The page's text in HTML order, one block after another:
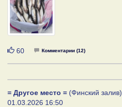
Нравится
60 Комментарии (12)
= Другое место = (Финский залив)
01.03.2026 16:50